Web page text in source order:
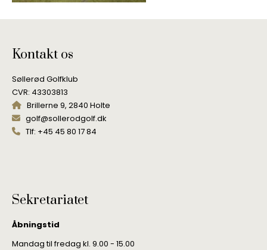
Kontakt os
Søllerød Golfklub
CVR: 43303813
Brillerne 9, 2840 Holte
golf@sollerodgolf.dk
Tlf: +45 45 80 17 84
Sekretariatet
Åbningstid
Mandag til fredag kl. 9.00 - 15.00